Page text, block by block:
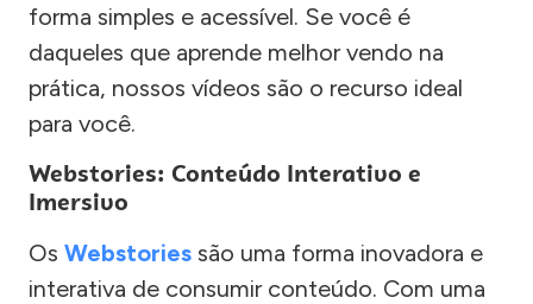
forma simples e acessível. Se você é
daqueles que aprende melhor vendo na
prática, nossos vídeos são o recurso ideal
para você.
Webstories: Conteúdo Interativo e
Imersivo
Os Webstories são uma forma inovadora e
interativa de consumir conteúdo. Com uma